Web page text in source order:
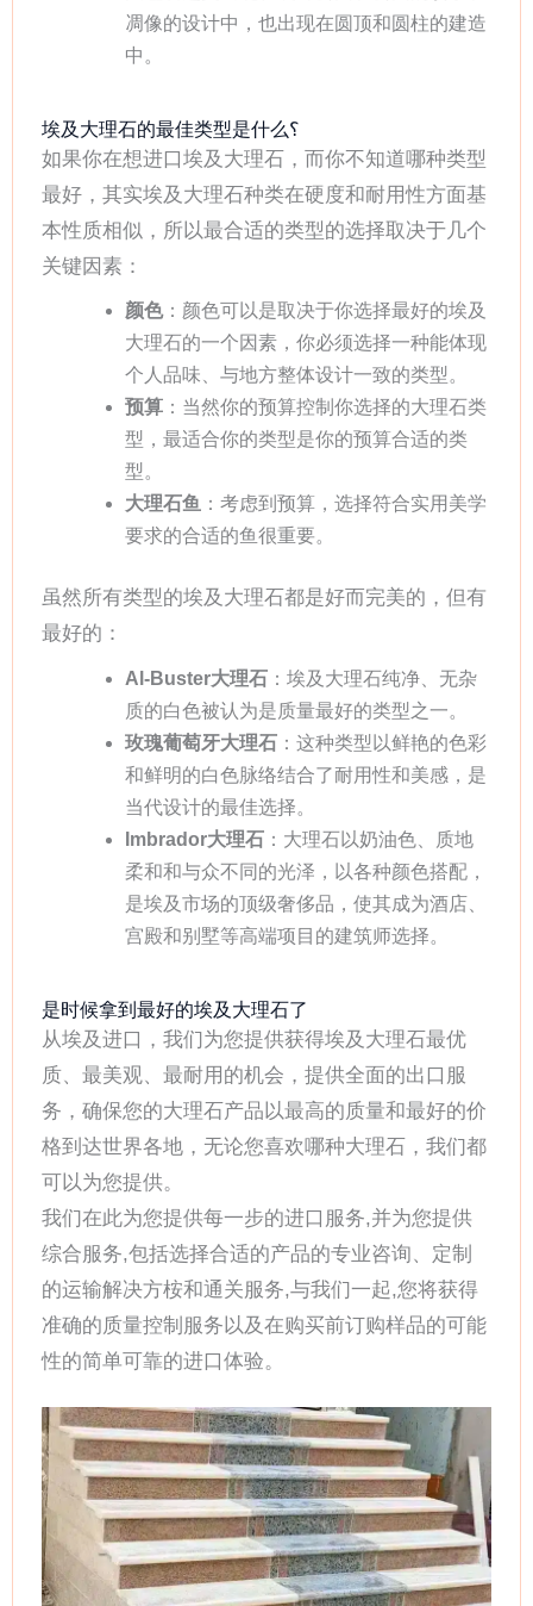
凋像的设计中，也出现在圆顶和圆柱的建造
中。
埃及大理石的最佳类型是什么؟
如果你在想进口埃及大理石，而你不知道哪种类型
最好，其实埃及大理石种类在硬度和耐用性方面基
本性质相似，所以最合适的类型的选择取决于几个
关键因素：
颜色：颜色可以是取决于你选择最好的埃及
大理石的一个因素，你必须选择一种能体现
个人品味、与地方整体设计一致的类型。
预算：当然你的预算控制你选择的大理石类
型，最适合你的类型是你的预算合适的类
型。
大理石鱼 ：考虑到预算，选择符合实用美学
要求的合适的鱼很重要。
虽然所有类型的埃及大理石都是好而完美的，但有
最好的：
Al-Buster大理石：埃及大理石纯净、无杂
质的白色被认为是质量最好的类型之一。
玫瑰葡萄牙大理石：这种类型以鲜艳的色彩
和鲜明的白色脉络结合了耐用性和美感，是
当代设计的最佳选择。
Imbrador大理石：大理石以奶油色、质地
柔和和与众不同的光泽，以各种颜色搭配，
是埃及市场的顶级奢侈品，使其成为酒店、
宫殿和别墅等高端项目的建筑师选择。
是时候拿到最好的埃及大理石了
从埃及进口，我们为您提供获得埃及大理石最优
质、最美观、最耐用的机会，提供全面的出口服
务，确保您的大理石产品以最高的质量和最好的价
格到达世界各地，无论您喜欢哪种大理石，我们都
可以为您提供。
我们在此为您提供每一步的进口服务,并为您提供
综合服务,包括选择合适的产品的专业咨询、定制
的运输解决方桉和通关服务,与我们一起,您将获得
准确的质量控制服务以及在购买前订购样品的可能
性的简单可靠的进口体验。